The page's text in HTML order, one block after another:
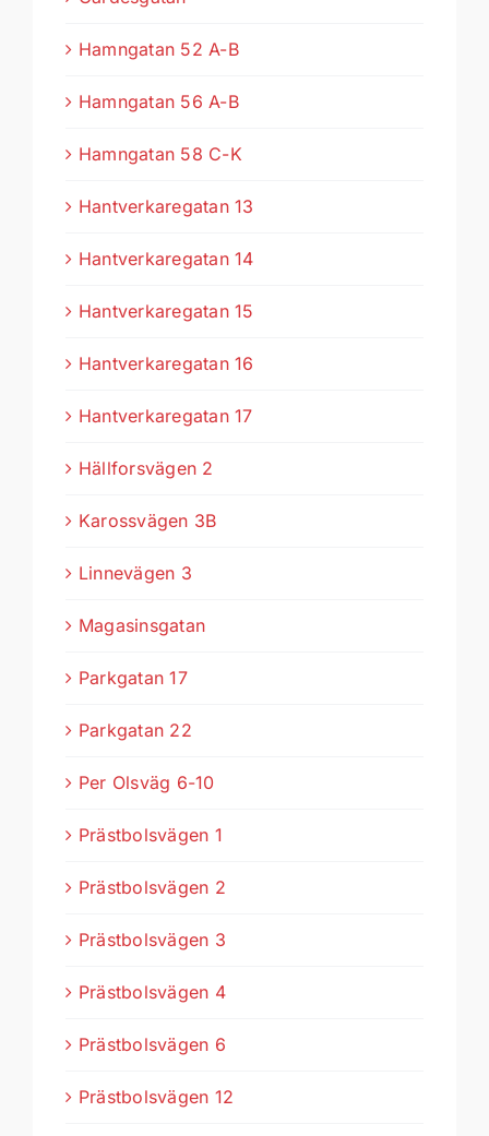
Hamngatan 52 A-B
Hamngatan 56 A-B
Hamngatan 58 C-K
Hantverkaregatan 13
Hantverkaregatan 14
Hantverkaregatan 15
Hantverkaregatan 16
Hantverkaregatan 17
Hällforsvägen 2
Karossvägen 3B
Linnevägen 3
Magasinsgatan
Parkgatan 17
Parkgatan 22
Per Olsväg 6-10
Prästbolsvägen 1
Prästbolsvägen 2
Prästbolsvägen 3
Prästbolsvägen 4
Prästbolsvägen 6
Prästbolsvägen 12